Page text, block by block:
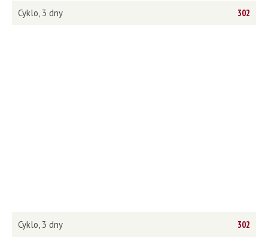
302
Cyklo, 3 dny
302
Cyklo, 3 dny